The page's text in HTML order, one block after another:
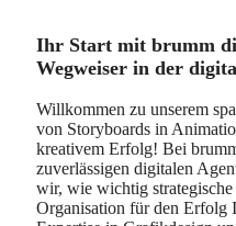
Ihr Start mit brumm
Wegweiser in der
Willkommen zu unserem
von Storyboards in
kreativem Erfolg! Bei
zuverlässigen digitalen
wir, wie wichtig
Organisation für den Erfolg